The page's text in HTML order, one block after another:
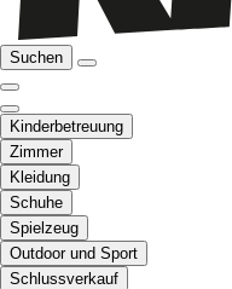
Suchen
Kinderbetreuung
Zimmer
Kleidung
Schuhe
Spielzeug
Outdoor und Sport
Schlussverkauf